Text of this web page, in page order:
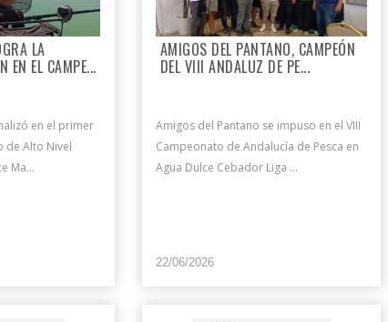
LA
EN EL CAMPE...
en el primer
de Alto Nivel
Ma...
AMIGOS DEL PANTANO, CAMPEÓN
DEL VIII ANDALUZ DE PE...
Amigos del Pantano se impuso en el VIII
Campeonato de Andalucía de Pesca en
Agua Dulce Cebador Liga ...
22/06/2026